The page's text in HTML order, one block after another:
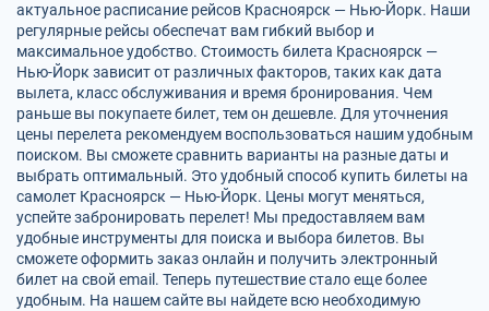
актуальное расписание рейсов Красноярск — Нью-Йорк. Наши
регулярные рейсы обеспечат вам гибкий выбор и
максимальное удобство. Стоимость билета Красноярск —
Нью-Йорк зависит от различных факторов, таких как дата
вылета, класс обслуживания и время бронирования. Чем
раньше вы покупаете билет, тем он дешевле. Для уточнения
цены перелета рекомендуем воспользоваться нашим удобным
поиском. Вы сможете сравнить варианты на разные даты и
выбрать оптимальный. Это удобный способ купить билеты на
самолет Красноярск — Нью-Йорк. Цены могут меняться,
успейте забронировать перелет! Мы предоставляем вам
удобные инструменты для поиска и выбора билетов. Вы
сможете оформить заказ онлайн и получить электронный
билет на свой email. Теперь путешествие стало еще более
удобным. На нашем сайте вы найдете всю необходимую